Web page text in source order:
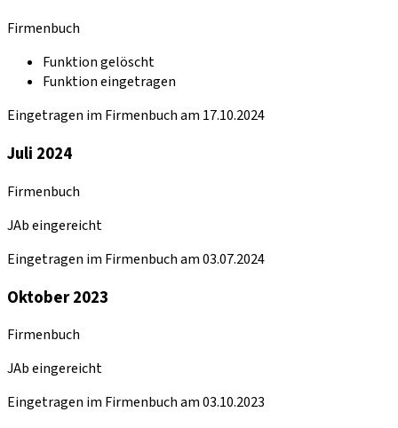
Firmenbuch
Funktion gelöscht
Funktion eingetragen
Eingetragen im Firmenbuch am 17.10.2024
Juli 2024
Firmenbuch
JAb eingereicht
Eingetragen im Firmenbuch am 03.07.2024
Oktober 2023
Firmenbuch
JAb eingereicht
Eingetragen im Firmenbuch am 03.10.2023